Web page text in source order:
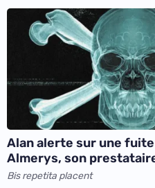
Alan alerte sur une
Almerys, son
Bis repetita placent